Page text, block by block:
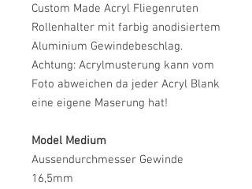
Custom Made Acryl Fliegenruten
Rollenhalter mit farbig anodisiertem
Aluminium Gewindebeschlag.
Achtung: Acrylmusterung kann vom
Foto abweichen da jeder Acryl Blank
eine eigene Maserung hat!
Model Medium
Aussendurchmesser Gewinde
16,5mm